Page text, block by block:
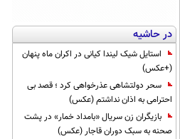
در حاشیه
استایل شیک لیندا کیانی در اکران ماه پنهان
(+عکس)
سحر دولتشاهی عذرخواهی کرد ؛ قصد بی
احترامی به اذان نداشتم (عکس)
بازیگران زن سریال «بامداد خمار» در پشت
صحنه به سبک دوران قاجار (عکس)